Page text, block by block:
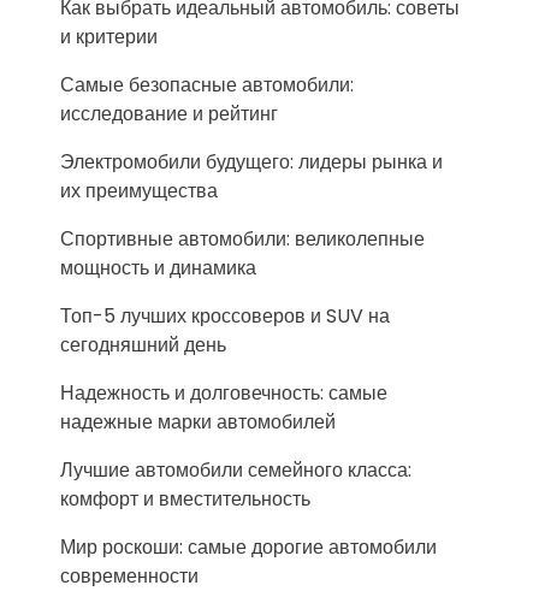
Как выбрать идеальный автомобиль: советы
и критерии
Самые безопасные автомобили:
исследование и рейтинг
Электромобили будущего: лидеры рынка и
их преимущества
Спортивные автомобили: великолепные
мощность и динамика
Топ-5 лучших кроссоверов и SUV на
сегодняшний день
Надежность и долговечность: самые
надежные марки автомобилей
Лучшие автомобили семейного класса:
комфорт и вместительность
Мир роскоши: самые дорогие автомобили
современности